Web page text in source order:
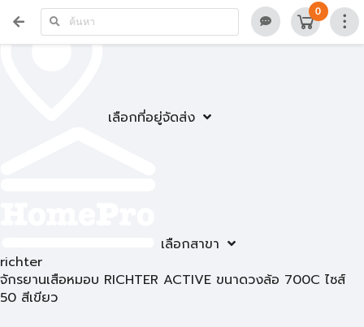
เลือกที่อยู่จัดส่ง
เลือกสาขา
0
richter
จักรยานเสือหมอบ RICHTER ACTIVE ขนาดวงล้อ 700C ไซส์
50 สีเขียว